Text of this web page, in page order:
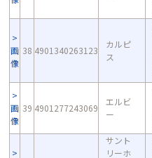
画
像
38 4901340263123
カルピ
ス
画
像
39 4901277243069
エルビ
ー
サント
リーホ